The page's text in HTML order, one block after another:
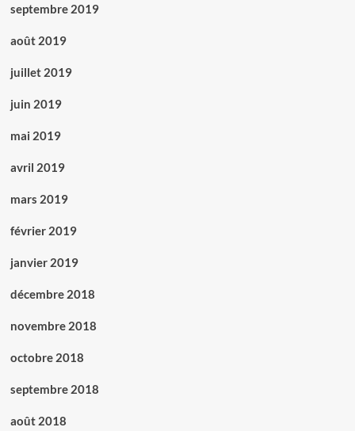
septembre 2019
août 2019
juillet 2019
juin 2019
mai 2019
avril 2019
mars 2019
février 2019
janvier 2019
décembre 2018
novembre 2018
octobre 2018
septembre 2018
août 2018